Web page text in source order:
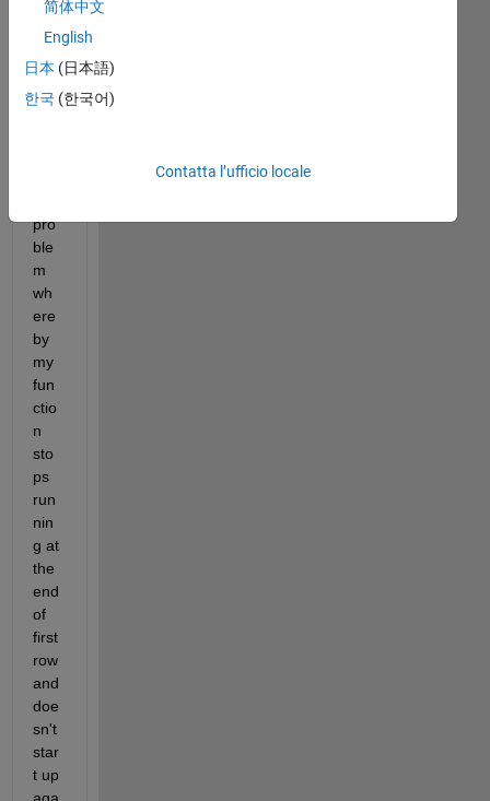
eve
nin
eve
ryo
pro
ble
m
wh
ere
by
my
fun
ctio
n
sto
ps
run
nin
g at
the
end
of
first
row
and
doe
sn't
star
t up
简体中文
English
日本 (日本語)
한국 (한국어)
Contatta l’ufficio locale